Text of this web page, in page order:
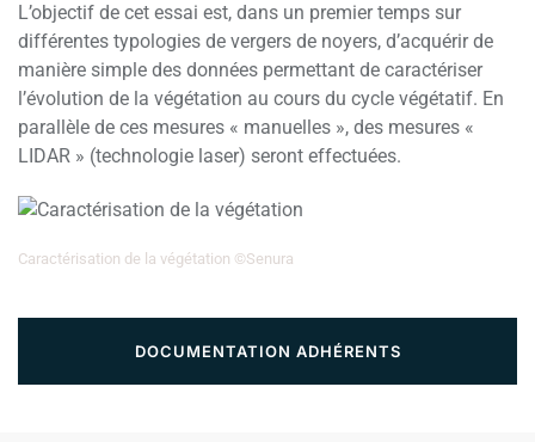
L’objectif de cet essai est, dans un premier temps sur
différentes typologies de vergers de noyers, d’acquérir de
manière simple des données permettant de caractériser
l’évolution de la végétation au cours du cycle végétatif. En
parallèle de ces mesures « manuelles », des mesures «
LIDAR » (technologie laser) seront effectuées.
Caractérisation de la végétation ©Senura
DOCUMENTATION ADHÉRENTS